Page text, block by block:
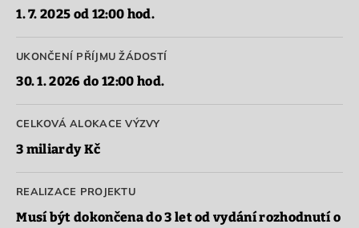
1. 7. 2025 od 12:00 hod.
UKONČENÍ PŘÍJMU ŽÁDOSTÍ
30. 1. 2026 do 12:00 hod.
CELKOVÁ ALOKACE VÝZVY
3 miliardy Kč
REALIZACE PROJEKTU
Musí být dokončena do 3 let od vydání rozhodnutí o